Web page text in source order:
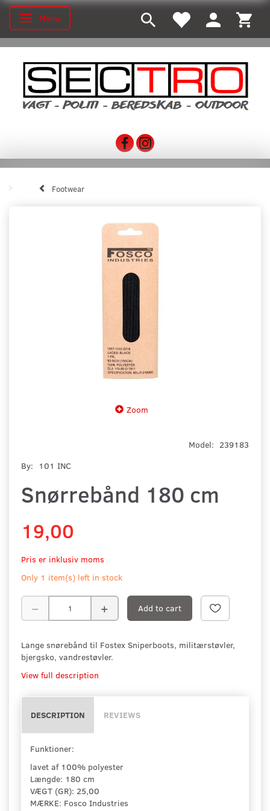
Toggle navigation
Menu
Footwear
Zoom
Model: 239183
By:
101 INC
Snørrebånd 180 cm
19,00
Pris er inklusiv moms
Only 1 item(s) left in stock
Add to cart
Lange snørebånd til Fostex Sniperboots, militærstøvler,
bjergsko, vandrestøvler.
View full description
DESCRIPTION REVIEWS
Funktioner:
lavet af 100% polyester
Længde: 180 cm
VÆGT (GR): 25,00
MÆRKE: Fosco Industries